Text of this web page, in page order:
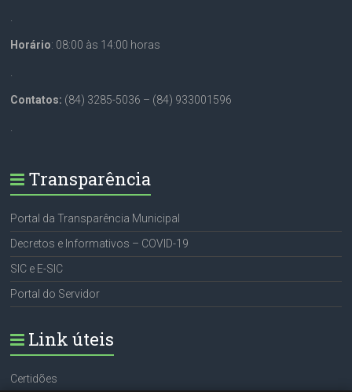
Horário: 08:00 às 14:00 horas
Contatos: (84) 3285-5036 – (84) 933001596
Transparência
Portal da Transparência Municipal
Decretos e Informativos – COVID-19
SIC e E-SIC
Portal do Servidor
Link úteis
Certidões